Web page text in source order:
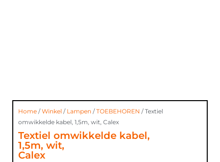
Home /Winkel / Lampen /TOEBEHOREN / Textiel
omwikkelde kabel, 1,5m, wit, Calex
Textiel omwikkelde kabel,
1,5m, wit,
Calex